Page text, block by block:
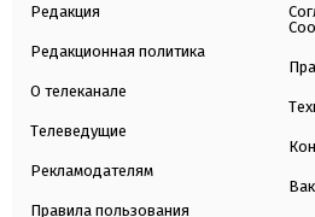
Редакция
Редакционная политика
О телеканале
Телеведущие
Рекламодателям
Правила пользования